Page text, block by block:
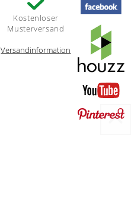
Kostenloser
Musterversand
Versandinformation